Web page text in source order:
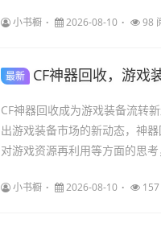
小书橱 2026-08-10 98
最新 CF神器回收，游戏
CF神器回收成为游戏装备流转
出游戏装备市场的新动态，神
对游戏资源再利用等方面的思
小书橱 2026-08-10